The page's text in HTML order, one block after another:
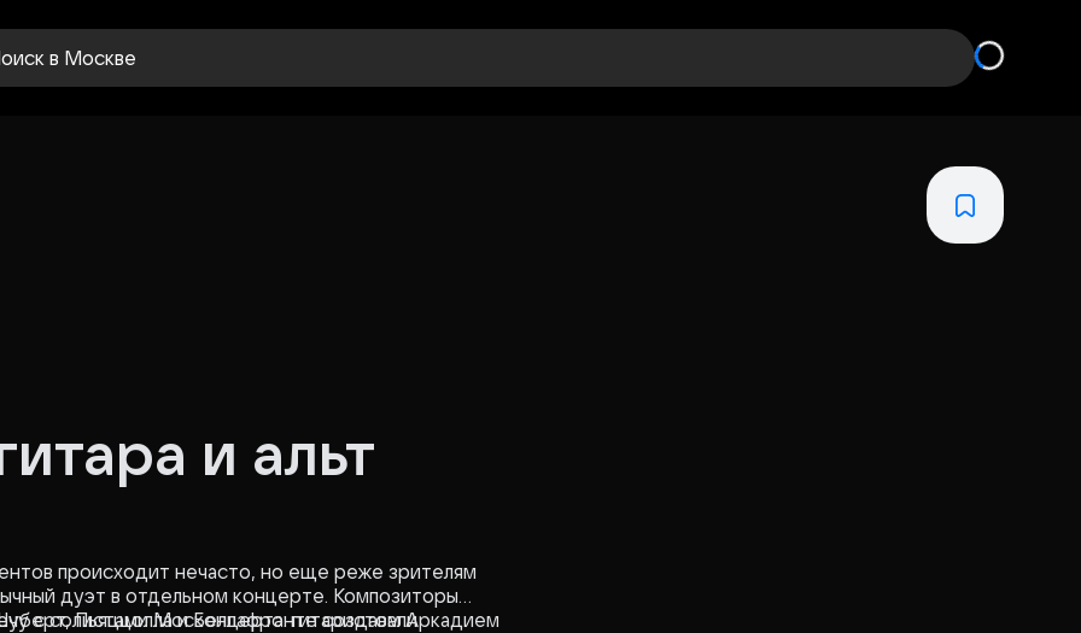
в Москве
и альт
происходит нечасто, но еще реже зрителям
дуэт в отдельном концерте. Композиторы
Пьяццолла и Беллафронте создавали
с солистами Москонцерта: гитаристом Аркадием